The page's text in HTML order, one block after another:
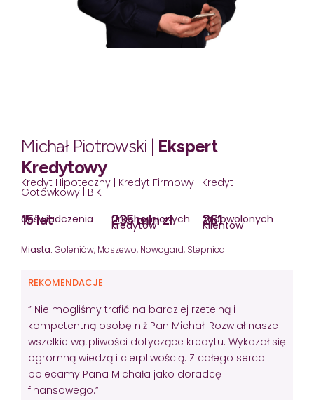
Michał Piotrowski | Ekspert
Kredytowy
Kredyt Hipoteczny | Kredyt Firmowy | Kredyt
Gotówkowy | BIK
15 lat
doświadczenia 235 mln zł
uruchomionych
kredytów 261
zadowolonych
Klientów
Miasta: Goleniów, Maszewo, Nowogard, Stepnica
REKOMENDACJE
” Nie mogliśmy trafić na bardziej rzetelną i
kompetentną osobę niż Pan Michał. Rozwiał nasze
wszelkie wątpliwości dotyczące kredytu. Wykazał się
ogromną wiedzą i cierpliwością. Z całego serca
polecamy Pana Michała jako doradcę
finansowego.”